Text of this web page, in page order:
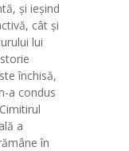
și ieșind
cât și
lui
închisă,
a condus
a
în